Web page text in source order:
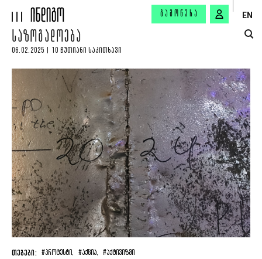
ᲒᲐᲛᲝᲬᲔᲠᲐ EN
ᲡᲐᲖᲝᲒᲐᲓᲝᲔᲑᲐ
06.02.2025 | 10 ᲬᲣᲗᲘᲐᲜᲘ ᲡᲐᲙᲘᲗᲮᲐᲕᲘ
ᲗᲔᲒᲔᲑᲘ: #ᲞᲠᲝᲢᲔᲡᲢᲘ, #ᲐᲥᲪᲘᲐ, #ᲐᲥᲢᲘᲕᲘᲖᲛᲘ